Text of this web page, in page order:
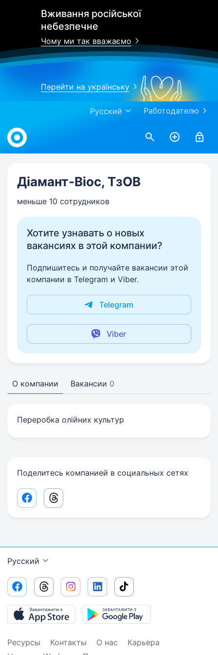
Вживання російської
небезпечне
Чому ми так вважаємо
Перейти на українську
Работодателю
Русский
Work.ua
Діамант-Віос, ТзОВ
меньше 10 сотрудников
Хотите узнавать о новых
вакансиях в этой компании?
Подпишитесь и получайте вакансии этой
компании в Telegram и Viber.
Telegram
Viber
О компании Вакансии 0
Переробка олійних культур
Поделитесь компанией в социальных сетях
Facebook share link
Threads share link
Русский
Ресурсы Контакты О нас
Карьера